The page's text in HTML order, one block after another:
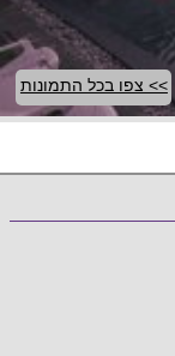
>> צפו בכל התמונות